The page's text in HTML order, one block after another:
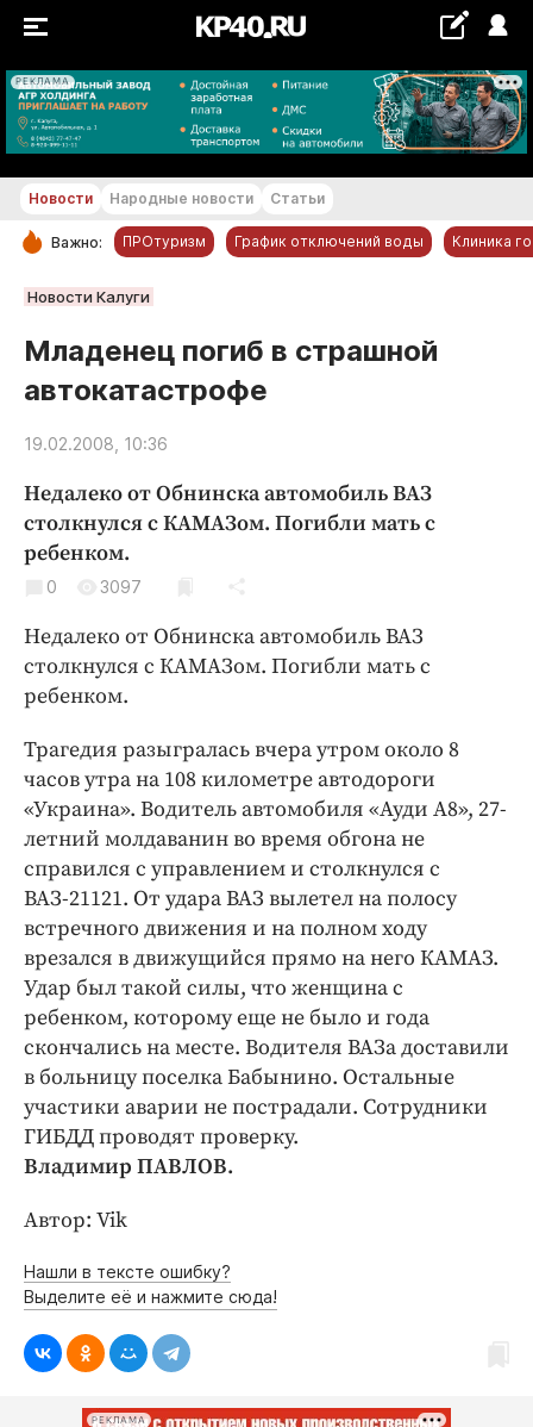
РЕКЛАМА
+16...+17 °С
РУБРИКИ
Новости компаний
Статьи
Народные новости
Авто и транспорт
Благоустройство
Криминал
Культура
Недвижимость и ЖКХ
Образование
Общество
Праздники
Происшествия
Спорт
Экономика и бизнес
ПРОЕКТЫ
Блоги
Издания
Медиаперсона
Интересное чтиво
Клиника года
Бренд года
Работодатель года
Новости Народные новости Статьи
Важно: ПРОтуризм График отключений воды Клиника
Новости Калуги
Младенец погиб в страшной
автокатастрофе
19.02.2008, 10:36
Недалеко от Обнинска автомобиль ВАЗ
столкнулся с КАМАЗом. Погибли мать с
ребенком.
0 3097
Недалеко от Обнинска автомобиль ВАЗ
столкнулся с КАМАЗом. Погибли мать с
ребенком.
Трагедия разыгралась вчера утром около 8
часов утра на 108 километре автодороги
«Украина». Водитель автомобиля «Ауди А8», 27-
летний молдаванин во время обгона не
справился с управлением и столкнулся с
ВАЗ-21121. От удара ВАЗ вылетел на полосу
встречного движения и на полном ходу
врезался в движущийся прямо на него КАМАЗ.
Удар был такой силы, что женщина с
ребенком, которому еще не было и года
скончались на месте. Водителя ВАЗа доставили
в больницу поселка Бабынино. Остальные
участики аварии не пострадали. Сотрудники
ГИБДД проводят проверку.
Владимир ПАВЛОВ.
Автор: Vik
Нашли в тексте ошибку?
Выделите её и нажмите сюда!
РЕКЛАМА